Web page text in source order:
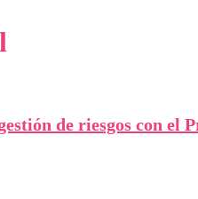
de riesgos con el